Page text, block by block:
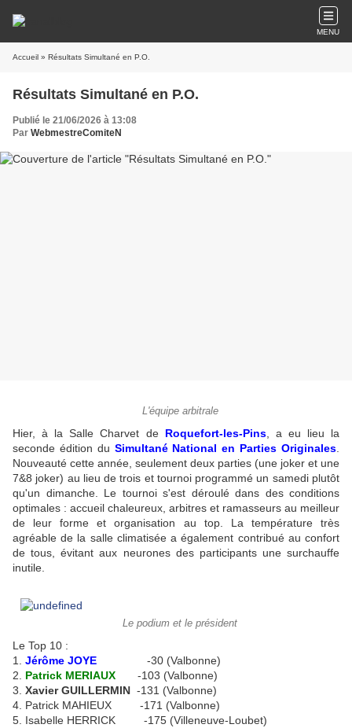
MENU
Accueil » Résultats Simultané en P.O.
Résultats Simultané en P.O.
Publié le 21/06/2026 à 13:08
Par WebmestreComiteN
L'équipe arbitrale
Hier, à la Salle Charvet de Roquefort-les-Pins, a eu lieu la
seconde édition du Simultané National en Parties Originales
Nouveauté cette année, seulement deux parties (une joker et une
7&8 joker) au lieu de trois et tournoi programmé un samedi plutôt
qu'un dimanche. Le tournoi s'est déroulé dans des conditions
optimales : accueil chaleureux, arbitres et ramasseurs au meilleur
de leur forme et organisation au top. La température très
agréable de la salle climatisée a également contribué au confort
de tous, évitant aux neurones des participants une surchauffe
inutile.
Le podium et le président
Le Top 10 :
1. Jérôme JOYE -30 (Valbonne)
2. Patrick MERIAUX -103 (Valbonne)
3. Xavier GUILLERMIN -131 (Valbonne)
4. Patrick MAHIEUX -171 (Valbonne)
5. Isabelle HERRICK -175 (Villeneuve-Loubet)